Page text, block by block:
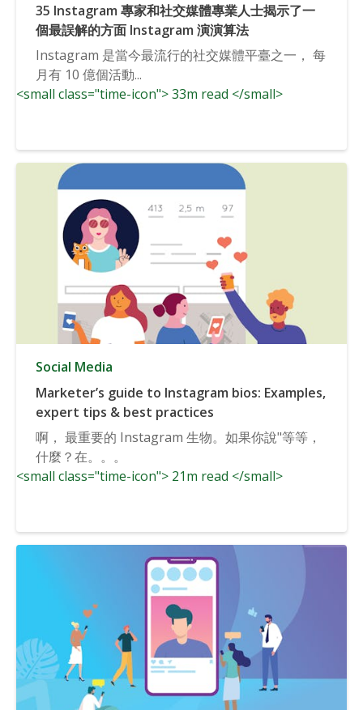
35 Instagram 專家和社交媒體專業人士揭示了一
個最誤解的方面 Instagram 演演算法
Instagram 是當今最流行的社交媒體平臺之一， 每
月有 10 億個活動...
<small class="time-icon"> 33m read </small>
Social Media
Marketer’s guide to Instagram bios: Examples,
expert tips & best practices
啊， 最重要的 Instagram 生物。如果你說"等等，
什麼？在。。。
<small class="time-icon"> 21m read </small>